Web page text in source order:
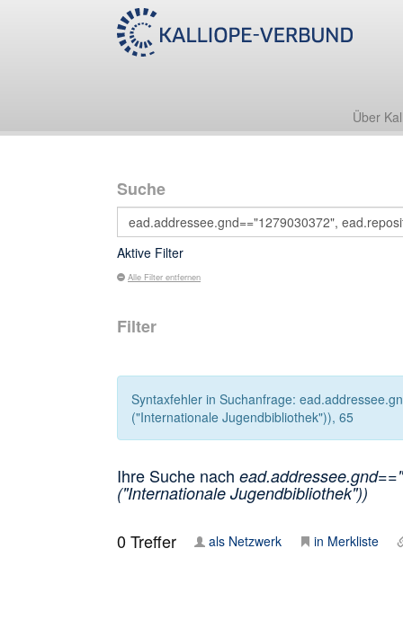
Über
Suche
Aktive Filter
Alle Filter entfernen
Filter
Syntaxfehler in Suchanfrage:
("Internationale Jugendbibliothek")), 65
Ihre Suche nach
("Internationale Jugendbibliothek"))
0Treffer als Netzwerk in Merkliste